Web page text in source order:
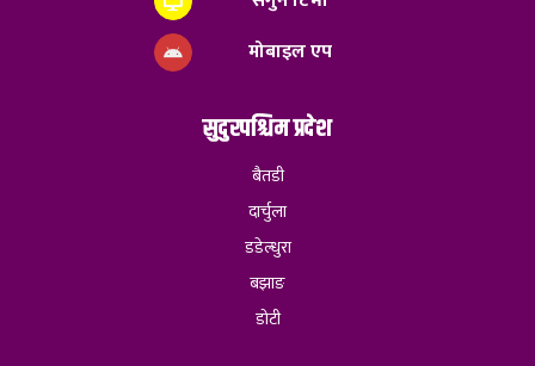
मोबाइल एप
सुदुरपश्चिम प्रदेश
बैतडी
दार्चुला
डडेल्धुरा
बझाङ
डोटी